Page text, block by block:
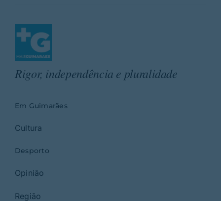
Rigor, independência e pluralidade
Em Guimarães
Cultura
Desporto
Opinião
Região